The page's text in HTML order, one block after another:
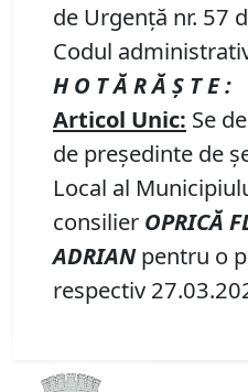
de Urgență nr. 57
Codul
H O T Ă R Ă Ş T E :
Articol Unic: Se
de preşedinte de
Local al
consilier OPRICĂ
ADRIANpentru o
respectiv